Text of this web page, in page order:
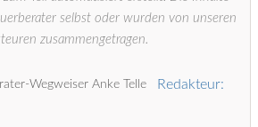
selbst oder wurden von unseren
zusammengetragen.
Redakteur: